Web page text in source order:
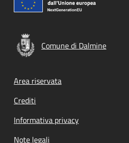
Comune di Dalmine
Footer menu
Area riservata
Crediti
Informativa privacy
Note legali